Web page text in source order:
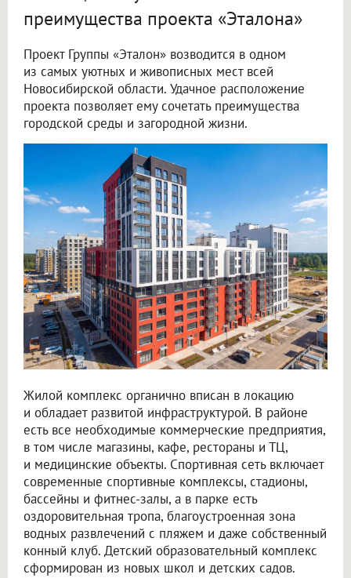
преимущества проекта «Эталона»
Проект Группы «Эталон» возводится в одном
из самых уютных и живописных мест всей
Новосибирской области. Удачное расположение
проекта позволяет ему сочетать преимущества
городской среды и загородной жизни.
Жилой комплекс органично вписан в локацию
и обладает развитой инфраструктурой. В районе
есть все необходимые коммерческие предприятия,
в том числе магазины, кафе, рестораны и ТЦ,
и медицинские объекты. Спортивная сеть включает
современные спортивные комплексы, стадионы,
бассейны и фитнес-залы, а в парке есть
оздоровительная тропа, благоустроенная зона
водных развлечений с пляжем и даже собственный
конный клуб. Детский образовательный комплекс
сформирован из новых школ и детских садов.